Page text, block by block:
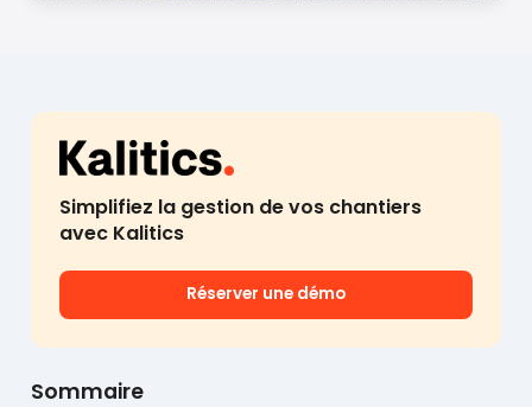
Sommaire
Simplifiez la gestion de vos chantiers
avec Kalitics
Réserver une démo